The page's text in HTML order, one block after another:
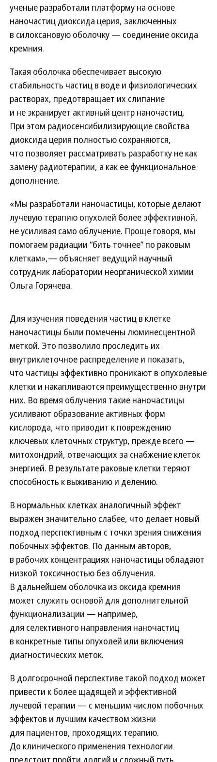
ученые разработали платформу на основе
наночастиц диоксида церия, заключенных
в силоксановую оболочку — соединение оксида
кремния.
Такая оболочка обеспечивает высокую
стабильность частиц в воде и физиологических
растворах, предотвращает их слипание
и не экранирует активный центр наночастиц.
При этом радиосенсибилизирующие свойства
диоксида церия полностью сохраняются,
что позволяет рассматривать разработку не как
замену радиотерапии, а как ее функциональное
дополнение.
«Мы разработали наночастицы, которые делают
лучевую терапию опухолей более эффективной,
не усиливая само облучение. Проще говоря, мы
помогаем радиации “бить точнее” по раковым
клеткам»,— объясняет ведущий научный
сотрудник лаборатории неорганической химии
Ольга Горячева.
Для изучения поведения частиц в клетке
наночастицы были помечены люминесцентной
меткой. Это позволило проследить их
внутриклеточное распределение и показать,
что частицы эффективно проникают в опухолевые
клетки и накапливаются преимущественно внутри
них. Во время облучения такие наночастицы
усиливают образование активных форм
кислорода, что приводит к повреждению
ключевых клеточных структур, прежде всего —
митохондрий, отвечающих за снабжение клеток
энергией. В результате раковые клетки теряют
способность к выживанию и делению.
В нормальных клетках аналогичный эффект
выражен значительно слабее, что делает новый
подход перспективным с точки зрения снижения
побочных эффектов. По данным авторов,
в рабочих концентрациях наночастицы обладают
низкой токсичностью без облучения.
В дальнейшем оболочка из оксида кремния
может служить основой для дополнительной
функционализации — например,
для селективного направления наночастиц
в конкретные типы опухолей или включения
диагностических меток.
В долгосрочной перспективе такой подход может
привести к более щадящей и эффективной
лучевой терапии — с меньшим числом побочных
эффектов и лучшим качеством жизни
для пациентов, проходящих терапию.
До клинического применения технологии
предстоит пройти долгий и сложный путь